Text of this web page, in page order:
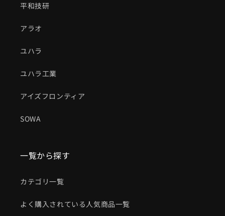
平和技研
アラオ
ユハラ
ユハラ工業
アイズフロンティア
SOWA
一覧から探す
カテゴリ一覧
よく購入されている人気商品一覧